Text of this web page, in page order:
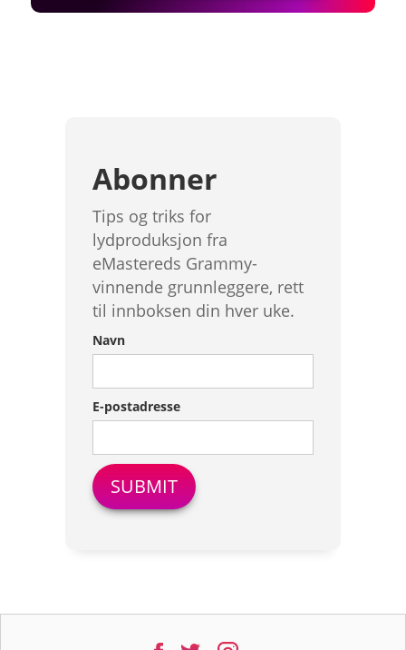
Abonner
Tips og triks for
lydproduksjon fra
eMastereds Grammy-
vinnende grunnleggere, rett
til innboksen din hver uke.
Navn
E-postadresse